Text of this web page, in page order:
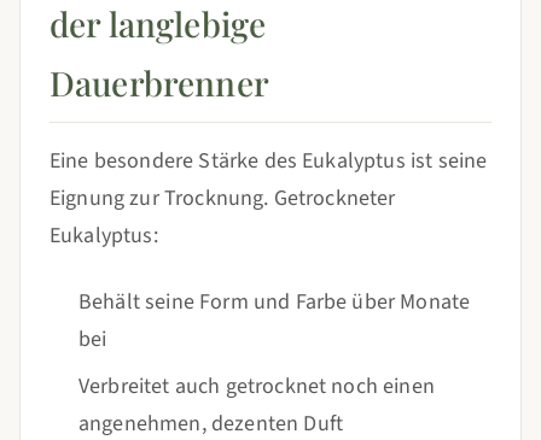
der langlebige
Dauerbrenner
Eine besondere Stärke des Eukalyptus ist seine
Eignung zur Trocknung. Getrockneter
Eukalyptus:
Behält seine Form und Farbe über Monate
bei
Verbreitet auch getrocknet noch einen
angenehmen, dezenten Duft